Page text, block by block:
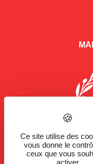
Ce site utilise des
vous donne le
ceux que vous
activer